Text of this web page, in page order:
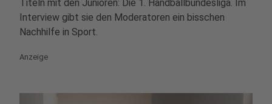
Titeln mit den Junioren: Die 1. Handballbundesliga. Im
Interview gibt sie den Moderatoren ein bisschen
Nachhilfe in Sport.
Anzeige